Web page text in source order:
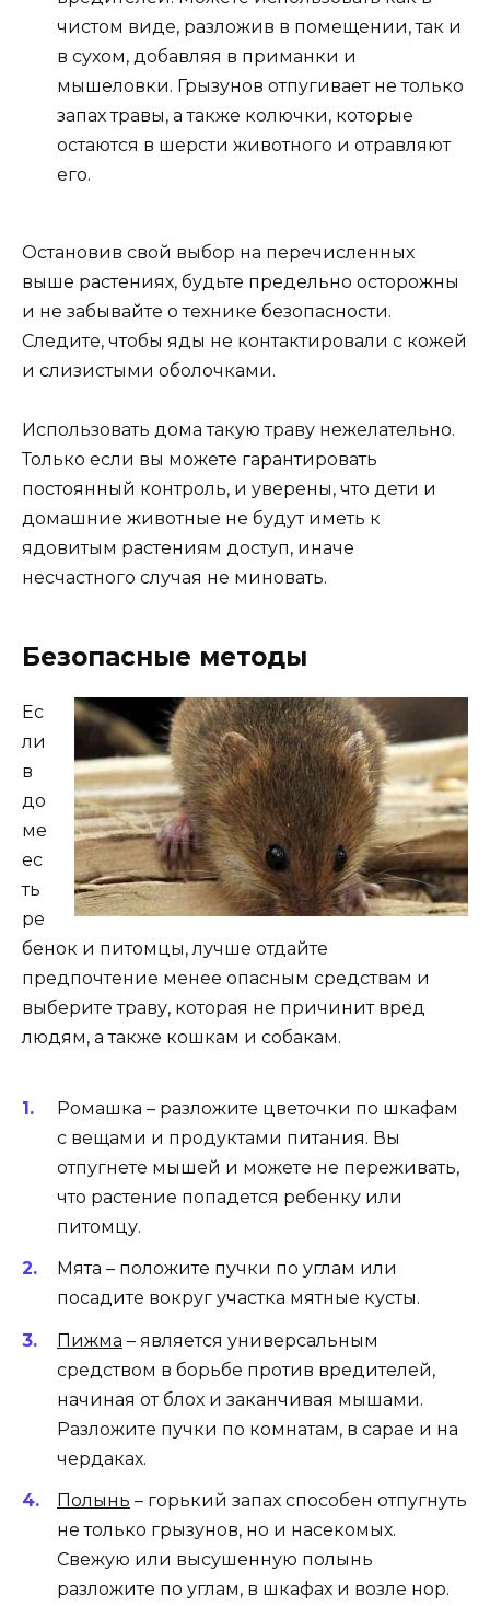
чистом виде, разложив в помещении, так и
в сухом, добавляя в приманки и
мышеловки. Грызунов отпугивает не только
запах травы, а также колючки, которые
остаются в шерсти животного и отравляют
его.
Остановив свой выбор на перечисленных
выше растениях, будьте предельно осторожны
и не забывайте о технике безопасности.
Следите, чтобы яды не контактировали с кожей
и слизистыми оболочками.
Использовать дома такую траву нежелательно.
Только если вы можете гарантировать
постоянный контроль, и уверены, что дети и
домашние животные не будут иметь к
ядовитым растениям доступ, иначе
несчастного случая не миновать.
Безопасные методы
Ес
ли
в
до
ме
ес
ть
ре
бенок и питомцы, лучше отдайте
предпочтение менее опасным средствам и
выберите траву, которая не причинит вред
людям, а также кошкам и собакам.
Ромашка – разложите цветочки по шкафам
с вещами и продуктами питания. Вы
отпугнете мышей и можете не переживать,
что растение попадется ребенку или
питомцу.
Мята – положите пучки по углам или
посадите вокруг участка мятные кусты.
Пижма – является универсальным
средством в борьбе против вредителей,
начиная от блох и заканчивая мышами.
Разложите пучки по комнатам, в сарае и на
чердаках.
Полынь – горький запах способен отпугнуть
не только грызунов, но и насекомых.
Свежую или высушенную полынь
разложите по углам, в шкафах и возле нор.